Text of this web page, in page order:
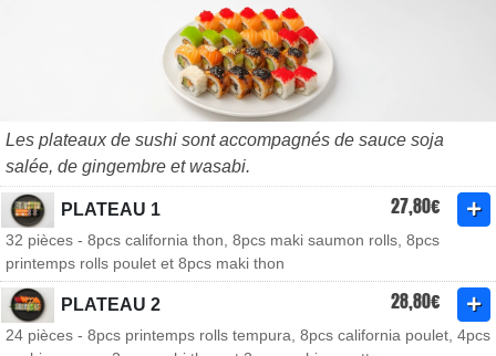
Les plateaux de sushi sont accompagnés de sauce soja
salée, de gingembre et wasabi.
PLATEAU 1 27,80€
32 pièces - 8pcs california thon, 8pcs maki saumon rolls, 8pcs
printemps rolls poulet et 8pcs maki thon
PLATEAU 2 28,80€
24 pièces - 8pcs printemps rolls tempura, 8pcs california poulet, 4pcs